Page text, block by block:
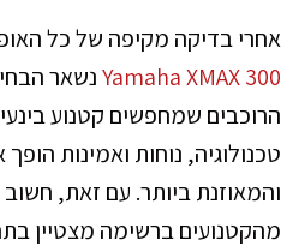
אחרי בדיקה מקיפה של כל
Yamaha XMAX 300נשאר
הרוכבים שמחפשים קטנוע
טכנולוגיה, נוחות ואמינות
והמאוזנת ביותר. עם זאת,
מהקטנועים ברשימה מצטיין